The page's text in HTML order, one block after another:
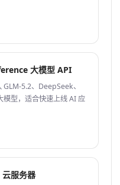
大模型 API
5.2、DeepSeek、
型，适合快速上线 AI 应
服务器